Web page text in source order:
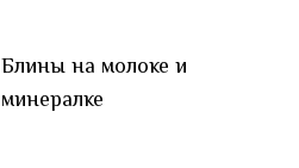
Блины на молоке и
минералке